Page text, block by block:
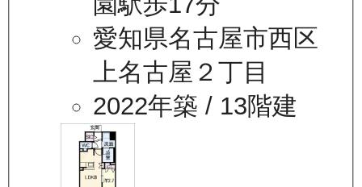
愛知県名古屋市西区
上名古屋２丁目
2022年築 / 13階建